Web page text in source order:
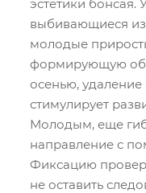
эстетики бонсая.
выбивающиеся
молодые
формирующую
осенью,
стимулирует
Молодым, еще
направление с
Фиксацию
не оставить